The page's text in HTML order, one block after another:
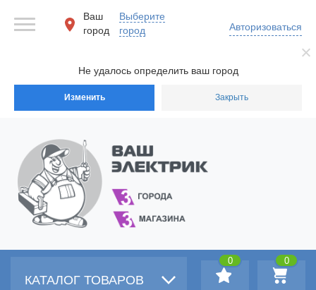
Не удалось определить ваш город
Изменить Закрыть
Ваш
город
Выберите
город
Авторизоваться
КАТАЛОГ ТОВАРОВ
0
0